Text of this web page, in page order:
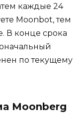
каждые 24
Moonbot, тем
В конце срока
по текущему
Moonberg